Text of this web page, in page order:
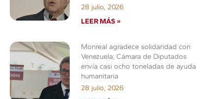
28 julio, 2026
LEER MÁS »
Monreal agradece solidaridad con
Venezuela; Cámara de Diputados
envía casi ocho toneladas de ayuda
humanitaria
28 julio, 2026